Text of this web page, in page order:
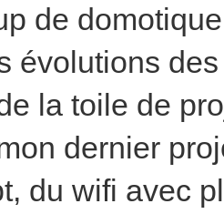
de
évolutions
la toile de
dernier
du wifi avec